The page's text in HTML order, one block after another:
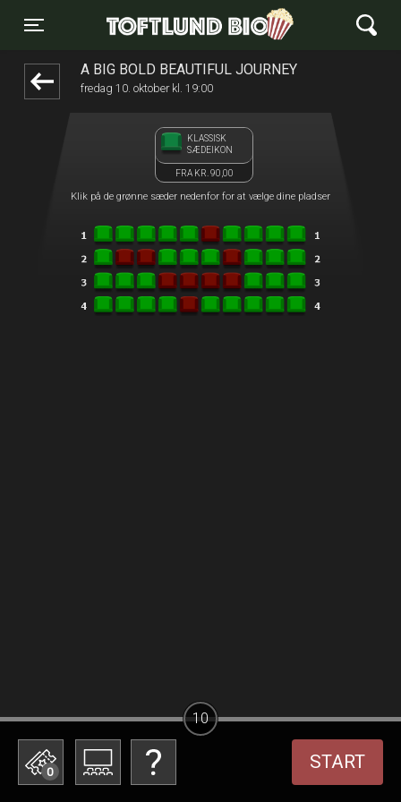
Toggle navigation
Toftlund Biograf
A BIG BOLD BEAUTIFUL JOURNEY
fredag 10. oktober kl. 19:00
KLASSISK
SÆDEIKON
FRA KR. 90,00
Klik på de grønne sæder nedenfor for at vælge dine pladser
0 START
10
1step-front02 103059